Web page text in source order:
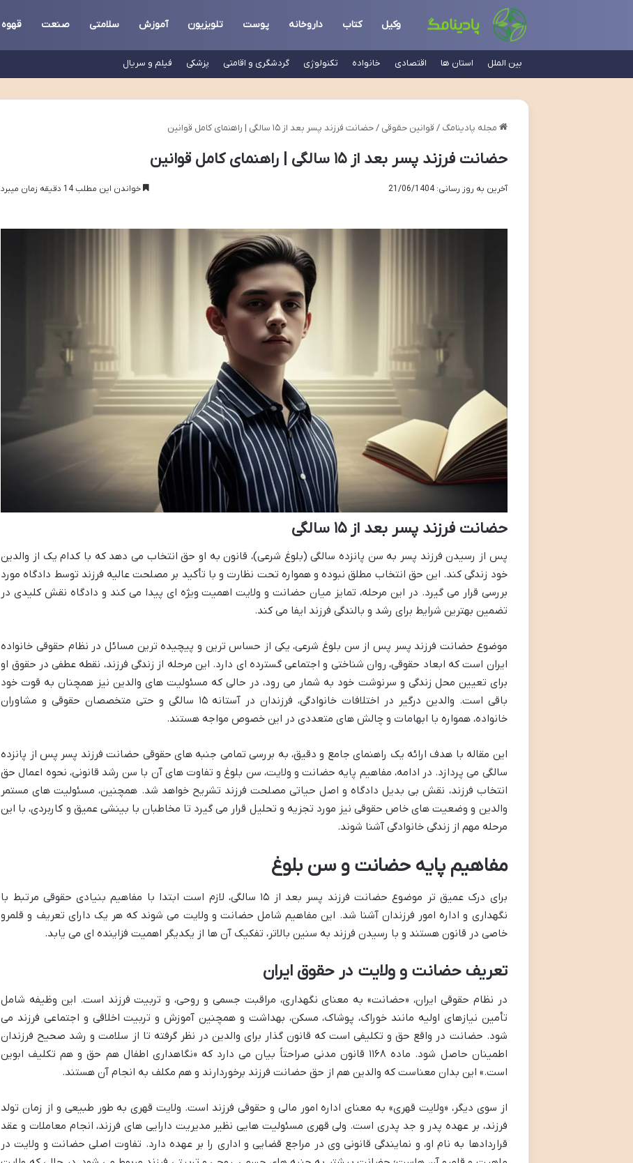
وکیل کتاب داروخانه پوست تلویزیون آموزش سلامتی صنعت قهوه
بین الملل استان ها اقتصادی خانواده تکنولوژی گردشگری و اقامتی پزشکی فیلم و سریال
مجله پادینامگ / قوانین حقوقی / حضانت فرزند پسر بعد از ۱۵ سالگی | راهنمای کامل قوانین
حضانت فرزند پسر بعد از ۱۵ سالگی | راهنمای کامل قوانین
آخرین به روز رسانی: 21/06/1404 خواندن این مطلب 14 دقیقه زمان میبرد
حضانت فرزند پسر بعد از ۱۵ سالگی
پس از رسیدن فرزند پسر به سن پانزده سالگی (بلوغ شرعی)، قانون به او حق انتخاب می دهد که با کدام یک از والدین
خود زندگی کند. این حق انتخاب مطلق نبوده و همواره تحت نظارت و با تأکید بر مصلحت عالیه فرزند توسط دادگاه مورد
بررسی قرار می گیرد. در این مرحله، تمایز میان حضانت و ولایت اهمیت ویژه ای پیدا می کند و دادگاه نقش کلیدی در
تضمین بهترین شرایط برای رشد و بالندگی فرزند ایفا می کند.
موضوع حضانت فرزند پسر پس از سن بلوغ شرعی، یکی از حساس ترین و پیچیده ترین مسائل در نظام حقوقی خانواده
ایران است که ابعاد حقوقی، روان شناختی و اجتماعی گسترده ای دارد. این مرحله از زندگی فرزند، نقطه عطفی در حقوق او
برای تعیین محل زندگی و سرنوشت خود به شمار می رود، در حالی که مسئولیت های والدین نیز همچنان به قوت خود
باقی است. والدین درگیر در اختلافات خانوادگی، فرزندان در آستانه ۱۵ سالگی و حتی متخصصان حقوقی و مشاوران
خانواده، همواره با ابهامات و چالش های متعددی در این خصوص مواجه هستند.
این مقاله با هدف ارائه یک راهنمای جامع و دقیق، به بررسی تمامی جنبه های حقوقی حضانت فرزند پسر پس از پانزده
سالگی می پردازد. در ادامه، مفاهیم پایه حضانت و ولایت، سن بلوغ و تفاوت های آن با سن رشد قانونی، نحوه اعمال حق
انتخاب فرزند، نقش بی بدیل دادگاه و اصل حیاتی مصلحت فرزند تشریح خواهد شد. همچنین، مسئولیت های مستمر
والدین و وضعیت های خاص حقوقی نیز مورد تجزیه و تحلیل قرار می گیرد تا مخاطبان با بینشی عمیق و کاربردی، با این
مرحله مهم از زندگی خانوادگی آشنا شوند.
مفاهیم پایه حضانت و سن بلوغ
برای درک عمیق تر موضوع حضانت فرزند پسر بعد از ۱۵ سالگی، لازم است ابتدا با مفاهیم بنیادی حقوقی مرتبط با
نگهداری و اداره امور فرزندان آشنا شد. این مفاهیم شامل حضانت و ولایت می شوند که هر یک دارای تعریف و قلمرو
خاصی در قانون هستند و با رسیدن فرزند به سنین بالاتر، تفکیک آن ها از یکدیگر اهمیت فزاینده ای می یابد.
تعریف حضانت و ولایت در حقوق ایران
در نظام حقوقی ایران، «حضانت» به معنای نگهداری، مراقبت جسمی و روحی، و تربیت فرزند است. این وظیفه شامل
تأمین نیازهای اولیه مانند خوراک، پوشاک، مسکن، بهداشت و همچنین آموزش و تربیت اخلاقی و اجتماعی فرزند می
شود. حضانت در واقع حق و تکلیفی است که قانون گذار برای والدین در نظر گرفته تا از سلامت و رشد صحیح فرزندان
اطمینان حاصل شود. ماده ۱۱۶۸ قانون مدنی صراحتاً بیان می دارد که «نگاهداری اطفال هم حق و هم تکلیف ابوین
است.» این بدان معناست که والدین هم از حق حضانت فرزند برخوردارند و هم مکلف به انجام آن هستند.
از سوی دیگر، «ولایت قهری» به معنای اداره امور مالی و حقوقی فرزند است. ولایت قهری به طور طبیعی و از زمان تولد
فرزند، بر عهده پدر و جد پدری است. ولی قهری مسئولیت هایی نظیر مدیریت دارایی های فرزند، انجام معاملات و عقد
قراردادها به نام او، و نمایندگی قانونی وی در مراجع قضایی و اداری را بر عهده دارد. تفاوت اصلی حضانت و ولایت در